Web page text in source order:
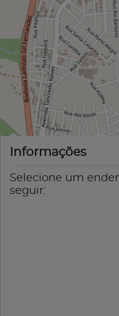
Informações
Selecione um
seguir: